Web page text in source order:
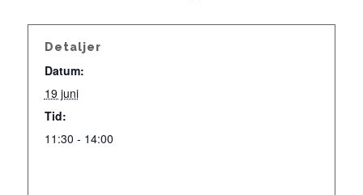
Detaljer
Datum:
19 juni
Tid:
11:30 - 14:00